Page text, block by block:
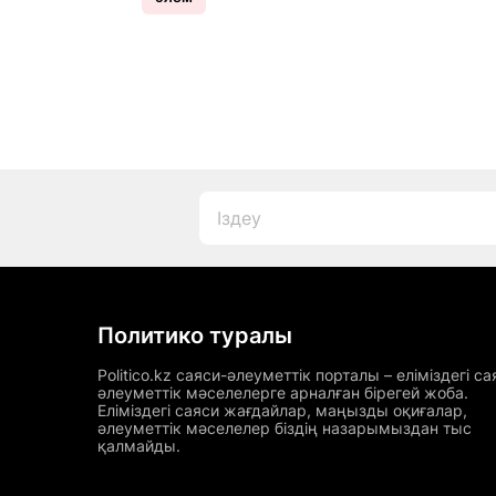
Политико туралы
Politico.kz саяси-әлеуметтік порталы – еліміздегі
әлеуметтік мәселелерге арналған бірегей жоба.
Еліміздегі саяси жағдайлар, маңызды оқиғалар,
әлеуметтік мәселелер біздің назарымыздан тыс
қалмайды.